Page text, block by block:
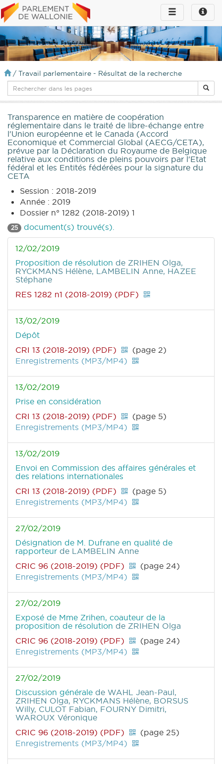
Toggle
infos
Toggle
navigation
/ Travail parlementaire - Résultat de la recherche
Transparence en matière de coopération
réglementaire dans le traité de libre-échange entre
l'Union européenne et le Canada (Accord
Economique et Commercial Global (AECG/CETA),
prévue par la Déclaration du Royaume de Belgique
relative aux conditions de pleins pouvoirs par l'Etat
fédéral et les Entités fédérées pour la signature du
CETA
Session : 2018-2019
Année : 2019
Dossier n° 1282 (2018-2019) 1
25 document(s) trouvé(s).
12/02/2019
Proposition de résolution de ZRIHEN Olga,
RYCKMANS Hélène, LAMBELIN Anne, HAZEE
Stéphane
RES 1282 n1 (2018-2019) (PDF)
13/02/2019
Dépôt
CRI 13 (2018-2019) (PDF)
(page 2)
Enregistrements (MP3/MP4)
13/02/2019
Prise en considération
CRI 13 (2018-2019) (PDF)
(page 5)
Enregistrements (MP3/MP4)
13/02/2019
Envoi en Commission des affaires générales et
des relations internationales
CRI 13 (2018-2019) (PDF)
(page 5)
Enregistrements (MP3/MP4)
27/02/2019
Désignation de M. Dufrane en qualité de
rapporteur de LAMBELIN Anne
CRIC 96 (2018-2019) (PDF)
(page 24)
Enregistrements (MP3/MP4)
27/02/2019
Exposé de Mme Zrihen, coauteur de la
proposition de résolution de ZRIHEN Olga
CRIC 96 (2018-2019) (PDF)
(page 24)
Enregistrements (MP3/MP4)
27/02/2019
Discussion générale de WAHL Jean-Paul,
ZRIHEN Olga, RYCKMANS Hélène, BORSUS
Willy, CULOT Fabian, FOURNY Dimitri,
WAROUX Véronique
CRIC 96 (2018-2019) (PDF)
(page 25)
Enregistrements (MP3/MP4)